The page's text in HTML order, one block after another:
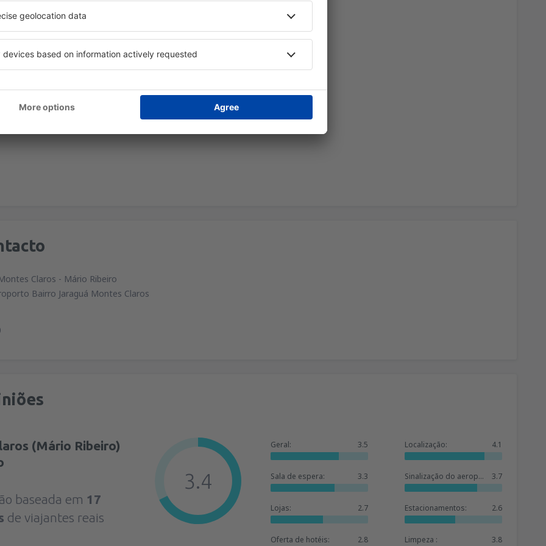
Claros - Mário Ribeiro
Bairro Jaraguá Montes Claros
(Mário Ribeiro)
baseada em 17
de viajantes reais
Geral: 3.5 Localização: 4.1
Sala de espera: 3.3 Sinalização do aeroporto: 3.7
Lojas: 2.7 Estacionamentos: 2.6
Oferta de hotéis: 2.8 Limpeza : 3.8
3.4